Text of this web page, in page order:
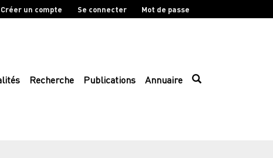
Créer un compte Se connecter Mot de passe
Recherche Publications Annuaire